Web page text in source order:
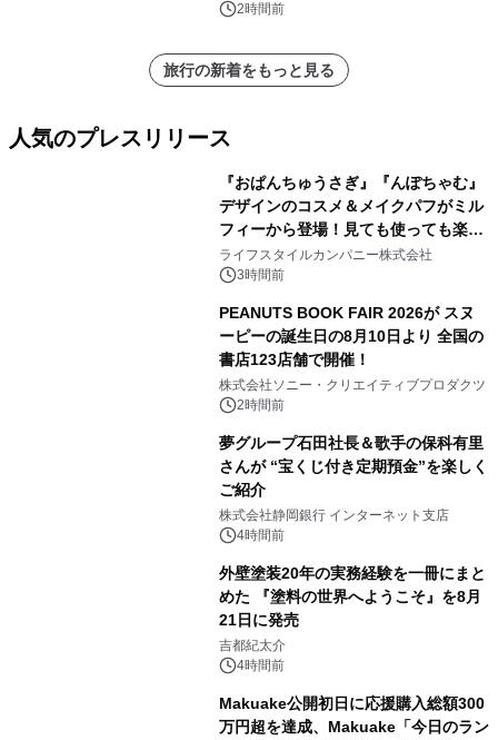
BEYOND POSSIBILITY ―』を上映！
2時間前
旅行の新着をもっと見る
人気のプレスリリース
『おぱんちゅうさぎ』『んぽちゃむ』
デザインのコスメ＆メイクパフがミル
フィーから登場！見ても使っても楽し
い、ポップでキュートなコレクショ
ン。
ライフスタイルカンパニー株式会社
3時間前
PEANUTS BOOK FAIR 2026が スヌ
ーピーの誕生日の8月10日より 全国の
書店123店舗で開催！
株式会社ソニー・クリエイティブプロダクツ
2時間前
夢グループ石田社長＆歌手の保科有里
さんが “宝くじ付き定期預金”を楽しく
ご紹介
株式会社静岡銀行 インターネット支店
4時間前
外壁塗装20年の実務経験を一冊にまと
めた 『塗料の世界へようこそ』を8月
21日に発売
吉都紀太介
4時間前
Makuake公開初日に応援購入総額300
万円超を達成、Makuake「今日のラン